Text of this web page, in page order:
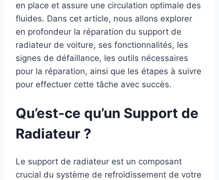
en place et assure une circulation optimale des
fluides. Dans cet article, nous allons explorer
en profondeur la réparation du support de
radiateur de voiture, ses fonctionnalités, les
signes de défaillance, les outils nécessaires
pour la réparation, ainsi que les étapes à suivre
pour effectuer cette tâche avec succès.
Qu’est-ce qu’un Support de
Radiateur ?
Le support de radiateur est un composant
crucial du système de refroidissement de votre